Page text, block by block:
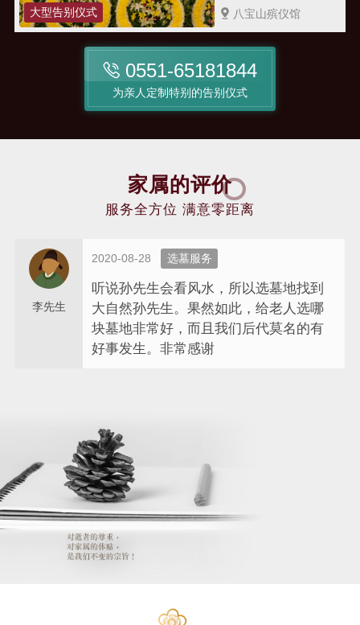
八宝山殡仪馆
大型告别仪式
0551-65181844
为亲人定制特别的告别仪式
家属的评价
服务全方位 满意零距离
李先生
2020-08-28 选墓服务
听说孙先生会看风水，所以选墓地找到
大自然孙先生。果然如此，给老人选哪
块墓地非常好，而且我们后代莫名的有
好事发生。非常感谢